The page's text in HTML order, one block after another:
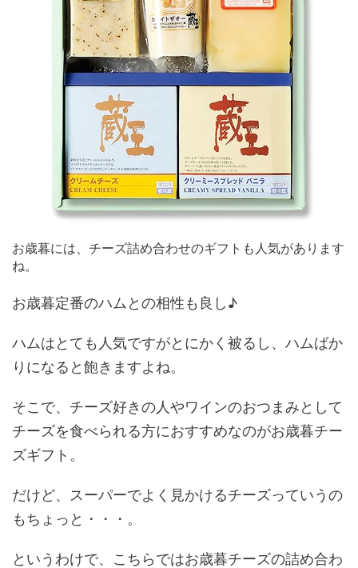
お歳暮には、チーズ詰め合わせのギフトも人気があります
ね。
お歳暮定番のハムとの相性も良し♪
ハムはとても人気ですがとにかく被るし、ハムばか
りになると飽きますよね。
そこで、チーズ好きの人やワインのおつまみとして
チーズを食べられる方におすすめなのがお歳暮チー
ズギフト。
だけど、スーパーでよく見かけるチーズっていうの
もちょっと・・・。
というわけで、こちらではお歳暮チーズの詰め合わ